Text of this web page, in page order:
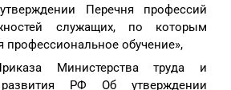
Перечня профессий
служащих, по которым
профессиональное обучение»,
Министерства труда и
развития РФ Об утверждении